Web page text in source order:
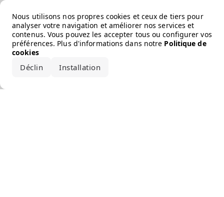
Nous utilisons nos propres cookies et ceux de tiers pour
analyser votre navigation et améliorer nos services et
contenus. Vous pouvez les accepter tous ou configurer vos
préférences. Plus d'informations dans notre Politique de
cookies
Déclin Installation
Error loading the brand